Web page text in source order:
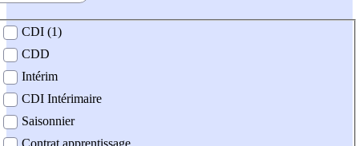
contrat
CDI (1)
CDD
Intérim
CDI Intérimaire
Saisonnier